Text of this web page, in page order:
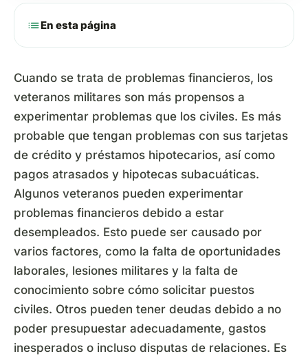
listEn esta página
Cuando se trata de problemas financieros, los
veteranos militares son más propensos a
experimentar problemas que los civiles. Es más
probable que tengan problemas con sus tarjetas
de crédito y préstamos hipotecarios, así como
pagos atrasados y hipotecas subacuáticas.
Algunos veteranos pueden experimentar
problemas financieros debido a estar
desempleados. Esto puede ser causado por
varios factores, como la falta de oportunidades
laborales, lesiones militares y la falta de
conocimiento sobre cómo solicitar puestos
civiles. Otros pueden tener deudas debido a no
poder presupuestar adecuadamente, gastos
inesperados o incluso disputas de relaciones. Es